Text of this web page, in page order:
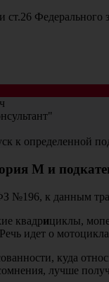
ст.26
к определенной
М и
№196, к данным
квадрициклы,
идет о
куда
лучше